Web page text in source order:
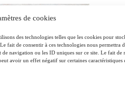
de cookies
des technologies telles que les cookies pour
fait de consentir à ces technologies nous permettra
de navigation ou les ID uniques sur ce site. Le fait de
avoir un effet négatif sur certaines caractéristiques